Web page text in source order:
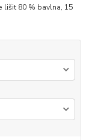
lišit 80 % bavlna, 15